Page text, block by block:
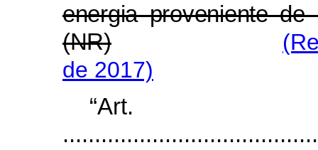
energia proveniente de
(NR)
de 2017)